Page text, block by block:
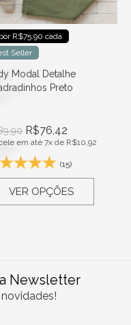
R$75.90 cada
Seller
Modal Detalhe
Preto
R$76,42
em até 7x de R$10,92
(15)
VER OPÇÕES
Newsletter